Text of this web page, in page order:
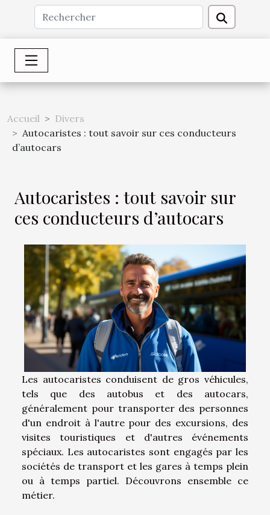
Accueil
Divers
Autocaristes : tout savoir sur ces conducteurs
d’autocars
Autocaristes : tout savoir sur
ces conducteurs d’autocars
Les autocaristes conduisent de gros véhicules,
tels que des autobus et des autocars,
généralement pour transporter des personnes
d'un endroit à l'autre pour des excursions, des
visites touristiques et d'autres événements
spéciaux. Les autocaristes sont engagés par les
sociétés de transport et les gares à temps plein
ou à temps partiel. Découvrons ensemble ce
métier.